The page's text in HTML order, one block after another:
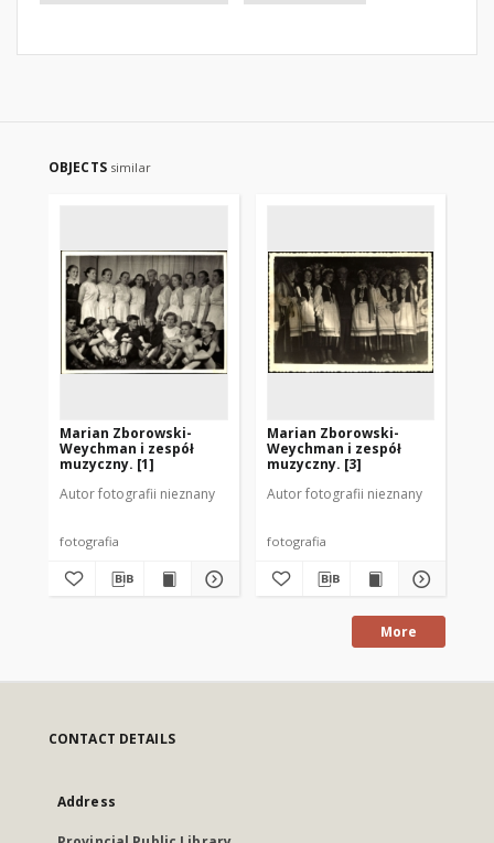
OBJECTS similar
Marian Zborowski-
Weychman i zespół
muzyczny. [1]
Autor fotografii nieznany
fotografia
Marian Zborowski-
Weychman i zespół
muzyczny. [3]
Autor fotografii nieznany
fotografia
More
CONTACT DETAILS
Address